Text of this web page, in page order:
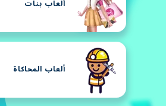
ألعاب بنات
ألعاب المحاكاة